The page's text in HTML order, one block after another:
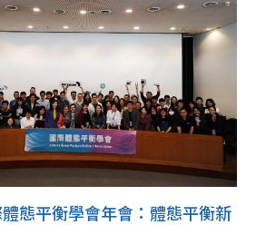
態平衡學會年會：體態平衡新